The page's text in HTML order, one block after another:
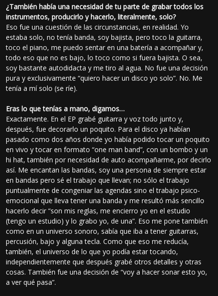
¿También había una necesidad de tu parte de grabar todos los
instrumentos, producirlo y hacerlo, literalmente, solo?
Eso fue una cuestión de las circunstancias, en realidad. Yo
estaba solo, no tenía banda, soy bajista, pero toco la guitarra,
toco el piano, me puedo sentar en una batería a acompañar y,
todo eso que no es bajo, lo toco como si fuera bajista. O sea,
soy bastante autodidacta y me tiro al agua. No fue una decisión
pura y exclusivamente “quiero hacer un disco yo solo”. No. Me
tenía a mí solo (se ríe).
Eras lo que tenías a mano, digamos…
Exactamente. En el EP grabé guitarra y voz todo junto y,
después, fue decorarlo un poquito. Para el disco ya habían
pasado como dos años donde yo había podido tocar un poquito
en vivo y tocar en formato “one man band”, con un bombo y un
hi hat, también por necesidad de auto acompañarme, por decirlo
así. Me encantan las bandas, soy una persona de siempre estar
en bandas pero sé el trabajo que llevan; no sólo el trabajo
puntualmente de congeniar las agendas sino el trabajo psico-
emocional que lleva tener una banda y me resultó más sencillo
hacerlo decir “son mis reglas, me encierro yo en el estudio
(tengo un estudio) y lo grabo yo, de una”. Eso me pone también
como en un universo sonoro, sabía que iba a tener guitarras,
percusión, bajo y alguna tecla. Como que eso me reducía,
también, el universo de lo que yo podía estar tocando,
independientemente que después grabé otros detalles y otras
cosas. También fue una decisión de “voy a hacer sonar esto yo,
a ver qué pasa”.